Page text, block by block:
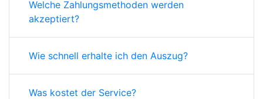
Welche Zahlungsmethoden werden
akzeptiert?
Wie schnell erhalte ich den Auszug?
Was kostet der Service?